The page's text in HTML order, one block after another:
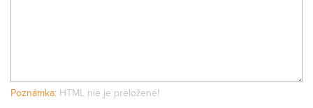
Poznámka: HTML nie je preložené!